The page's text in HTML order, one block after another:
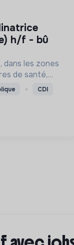
h/f - bû
dans les zones
de santé,
de retrouver
le
CDI